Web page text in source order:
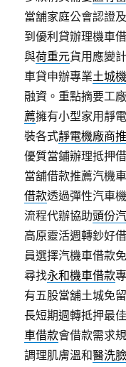
當舖家庭公會認證
到優利貸辦理機車
與荷重元貨用應變
車貸申辦專業土城
融資。重點摘要工
薦擁有小型家用靜
裝各式靜電機廠商
優質當鋪辦理抵押
當舖借款推薦汽機
借款透過彈性汽車
流程代辦協助頭份
高原靈活週轉鈔好
員選擇汽機車借款
尋找永和機車借款
有五股當舖土城免
長短期週轉抵押最
車借款會借款需求
調理肌膚溫和醫洗